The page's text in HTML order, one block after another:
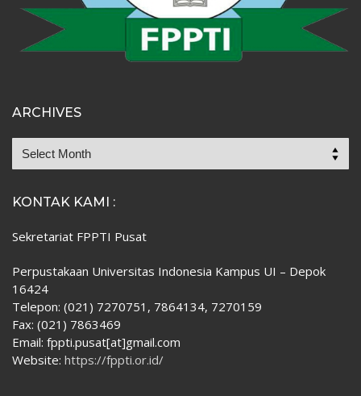
ARCHIVES
KONTAK KAMI :
Sekretariat FPPTI Pusat
Perpustakaan Universitas Indonesia Kampus UI – Depok
16424
Telepon: (021) 7270751, 7864134, 7270159
Fax: (021) 7863469
Email: fppti.pusat[at]gmail.com
Website: https://fppti.or.id/